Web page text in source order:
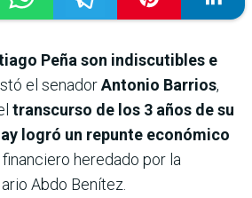
Peña son indiscutibles e
el senadorAntonio Barrios,
transcurso de los 3 años de su
logró un repunte económico
financiero heredado por la
Abdo Benítez.